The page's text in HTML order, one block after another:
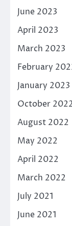
June 2023
April 2023
March 2023
February
January 2023
October
August 2022
May 2022
April 2022
March 2022
July 2021
June 2021